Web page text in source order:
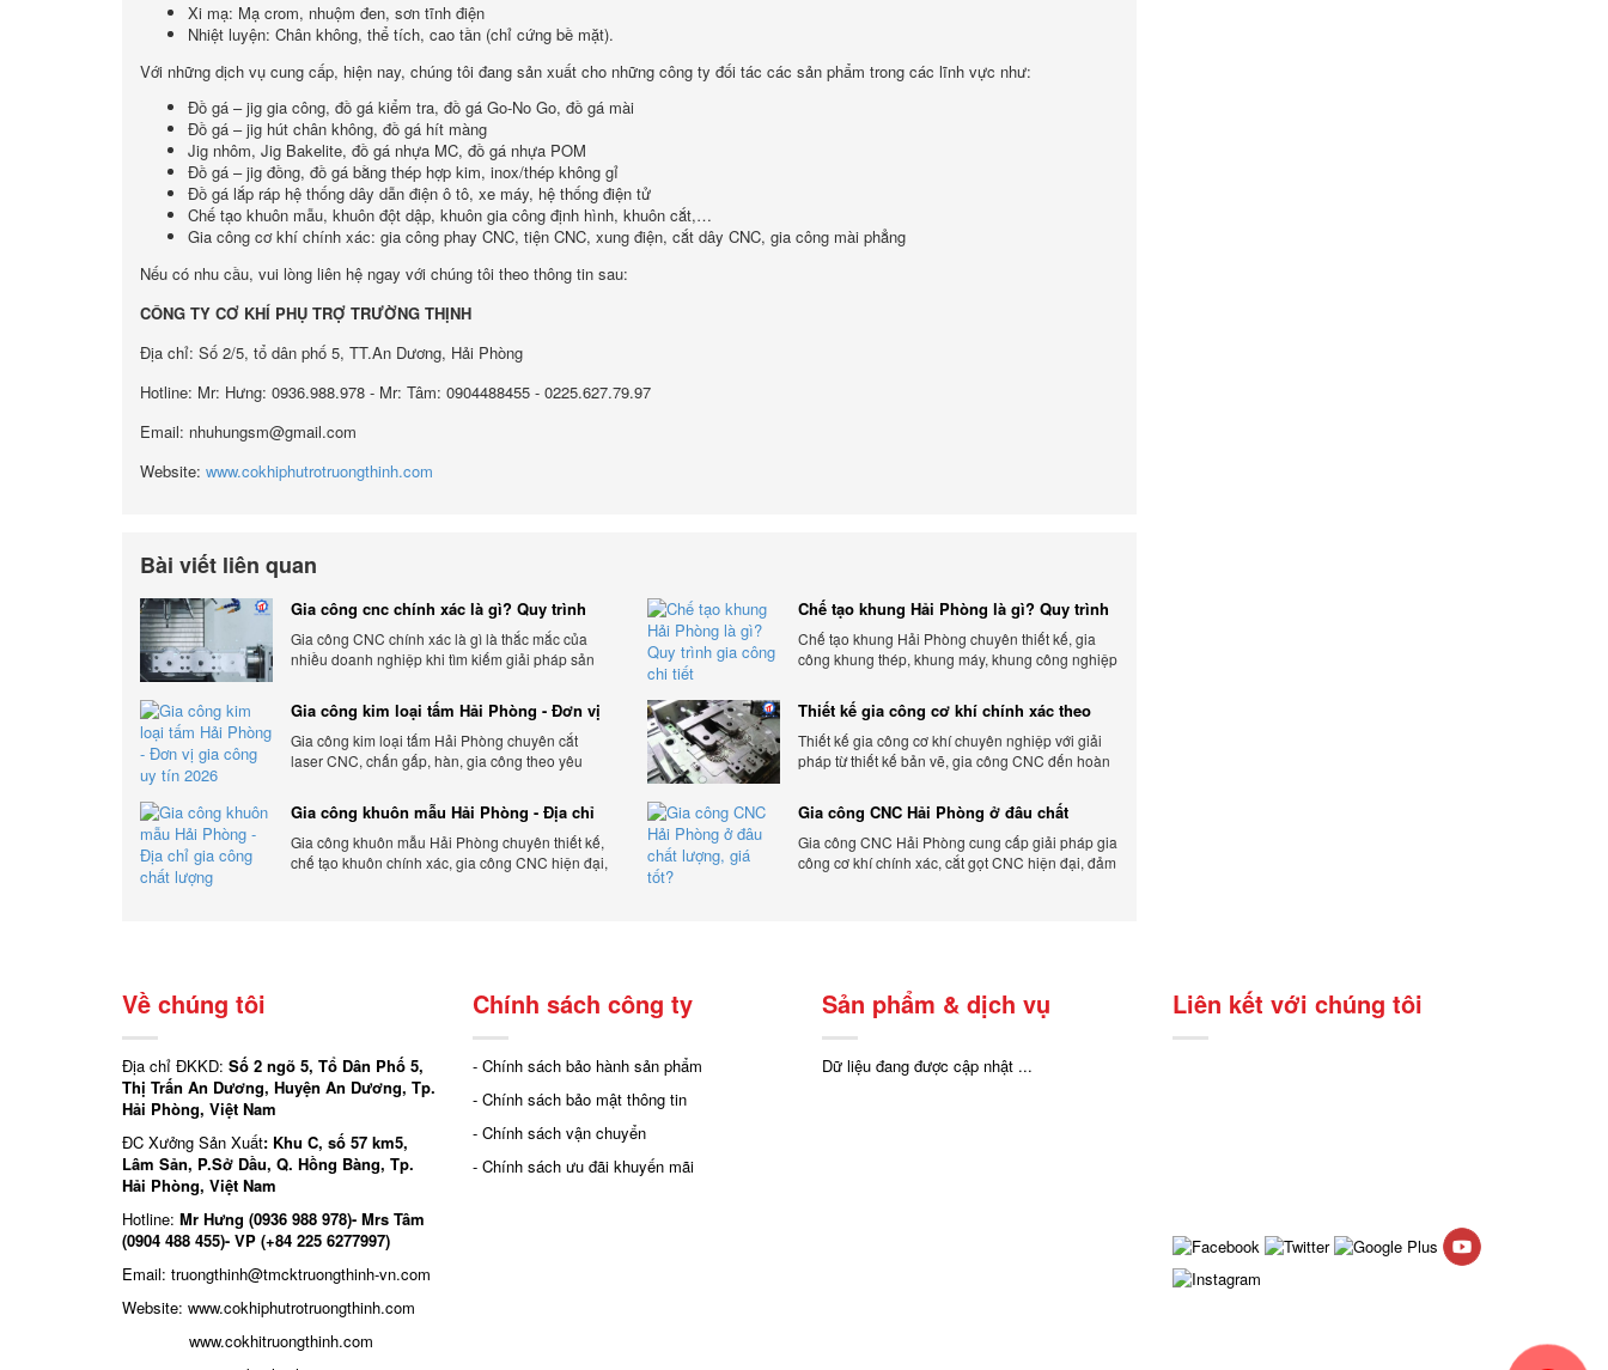
Xi mạ: Mạ crom, nhuộm đen, sơn tĩnh điện
Nhiệt luyện: Chân không, thể tích, cao tần (chỉ cứng bề mặt).
Với những dịch vụ cung cấp, hiện nay, chúng tôi đang sản xuất cho những công ty đối tác các sản phẩm trong các lĩnh vực như:
Đồ gá – jig gia công, đồ gá kiểm tra, đồ gá Go-No Go, đồ gá mài
Đồ gá – jig hút chân không, đồ gá hít màng
Jig nhôm, Jig Bakelite, đồ gá nhựa MC, đồ gá nhựa POM
Đồ gá – jig đồng, đồ gá bằng thép hợp kim, inox/thép không gỉ
Đồ gá lắp ráp hệ thống dây dẫn điện ô tô, xe máy, hệ thống điện tử
Chế tạo khuôn mẫu, khuôn đột dập, khuôn gia công định hình, khuôn cắt,…
Gia công cơ khí chính xác: gia công phay CNC, tiện CNC, xung điện, cắt dây CNC, gia công mài phẳng
Nếu có nhu cầu, vui lòng liên hệ ngay với chúng tôi theo thông tin sau:
CÔNG TY CƠ KHÍ PHỤ TRỢ TRƯỜNG THỊNH
Địa chỉ: Số 2/5, tổ dân phố 5, TT.An Dương, Hải Phòng
Hotline: Mr: Hưng: 0936.988.978 - Mr: Tâm: 0904488455 - 0225.627.79.97
Email: nhuhungsm@gmail.com
Website: www.cokhiphutrotruongthinh.com
Bài viết liên quan
Gia công cnc chính xác là gì? Quy trình
chính xác, đẳng cấp
Gia công CNC chính xác là gì là thắc mắc của
nhiều doanh nghiệp khi tìm kiếm giải pháp sản
Chế tạo khung Hải Phòng là gì? Quy trình
gia công chi tiết
Chế tạo khung Hải Phòng chuyên thiết kế, gia
công khung thép, khung máy, khung công nghiệp
ưu chi phí.
Gia công kim loại tấm Hải Phòng - Đơn vị
gia công uy tín 2026
Gia công kim loại tấm Hải Phòng chuyên cắt
laser CNC, chấn gấp, hàn, gia công theo yêu
Thiết kế gia công cơ khí chính xác theo
yêu cầu
Thiết kế gia công cơ khí chuyên nghiệp với giải
pháp từ thiết kế bản vẽ, gia công CNC đến hoàn
Gia công khuôn mẫu Hải Phòng - Địa chỉ
gia công chất lượng
Gia công khuôn mẫu Hải Phòng chuyên thiết kế,
chế tạo khuôn chính xác, gia công CNC hiện đại,
Gia công CNC Hải Phòng ở đâu chất
lượng, giá tốt?
Gia công CNC Hải Phòng cung cấp giải pháp gia
công cơ khí chính xác, cắt gọt CNC hiện đại, đảm
Về chúng tôi
Địa chỉ ĐKKD: Số 2 ngõ 5, Tổ Dân Phố 5,
Thị Trấn An Dương, Huyện An Dương, Tp.
Hải Phòng, Việt Nam
ĐC Xưởng Sản Xuất: Khu C, số 57 km5,
Lâm Sản, P.Sở Dầu, Q. Hồng Bàng, Tp.
Hải Phòng, Việt Nam
Hotline: Mr Hưng (0936 988 978)- Mrs Tâm
(0904 488 455)- VP (+84 225 6277997)
Email: truongthinh@tmcktruongthinh-vn.com
Website: www.cokhiphutrotruongthinh.com
www.cokhitruongthinh.com
Chính sách công ty
- Chính sách bảo hành sản phẩm
- Chính sách bảo mật thông tin
- Chính sách vận chuyển
- Chính sách ưu đãi khuyến mãi
Sản phẩm & dịch vụ
Dữ liệu đang được cập nhật ...
Liên kết với chúng tôi